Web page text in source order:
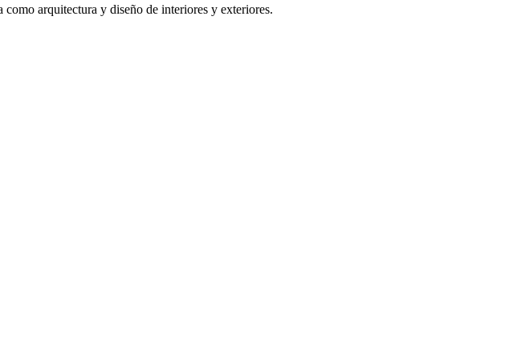
arquitectura y diseño de interiores y exteriores.